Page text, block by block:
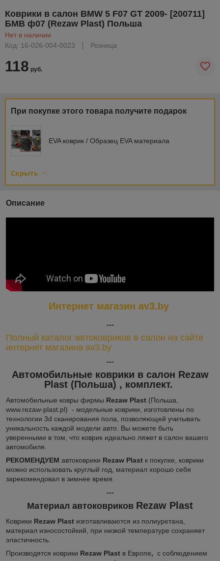
Коврики в салон BMW 5 F07 GT 2009- [200711]
БМВ ф07 (Rezaw Plast) Польша
Нет в наличии
Код: 16-026-004-0023
Розница
118 руб.
При покупке этого товара получите подарок
EVA коврик / Образец EVA материала
Скрыть
Описание
Интернет магазин av3.by
---
Полный каталог автоковриков в салон на сайте
интернет магазина av3.by
---
Автомобильные коврики в салон Rezaw
Plast (Польша) , комплект.
Автомобильные ковры фирмы Rezaw Plast (Польша,
www.rezaw-plast.pl) - модельные коврики, изготовлены по
технологии 3d сканирования пола, позволяющей учитывать
уникальность каждой модели авто. Вы можете быть
уверенными в том, что коврик идеально ляжет в салон вашего
автомобиля.
РЕКОМЕНДУЕМ автоковрики Rezaw Plast к покупке, коврики
можно использовать круглый год, материал хорошо себя
зарекомендовал в зимнее время.
---
Материал автоковриков Rezaw Plast
Коврики Rezaw Plast изготавливаются из полиуретана,
материал износостойкий, при низкой температуре сохраняет
эластичность.
Производятся коврики Rezaw Plast в Европе, с соблюдением